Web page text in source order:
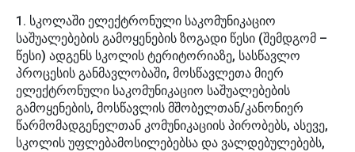
1. სკოლაში ელექტრონული საკომუნიკაციო
საშუალებების გამოყენების ზოგადი წესი (შემდგომ –
წესი) ადგენს სკოლის ტერიტორიაზე, სასწავლო
პროცესის განმავლობაში, მოსწავლეთა მიერ
ელექტრონული საკომუნიკაციო საშუალებების
გამოყენების, მოსწავლის მშობელთან/კანონიერ
წარმომადგენელთან კომუნიკაციის პირობებს, ასევე,
სკოლის უფლებამოსილებებსა და ვალდებულებებს,